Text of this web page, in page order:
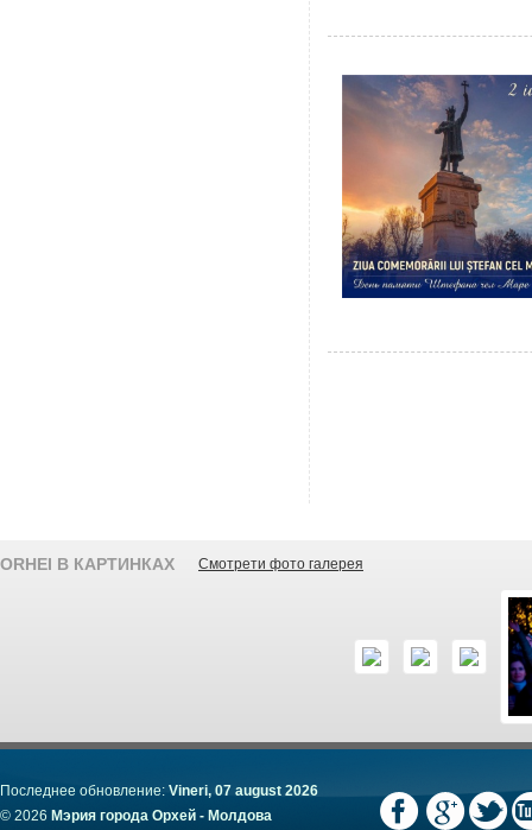
ORHEI В КАРТИНКАХ Смотрети фото галерея
Последнее обновление: Vineri, 07 august 2026
© 2026 Мэрия города Орхей - Молдова